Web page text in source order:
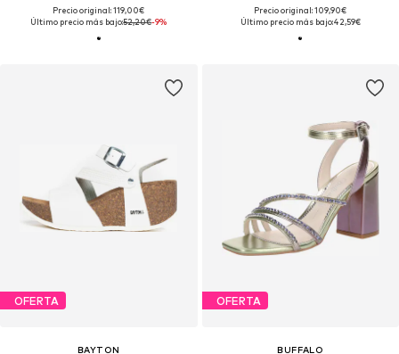
Precio original: 119,00€
Último precio más bajo:52,20€-9%
Precio original: 109,90€
Último precio más bajo:42,59€
OFERTA
BAYTON
OFERTA
BUFFALO